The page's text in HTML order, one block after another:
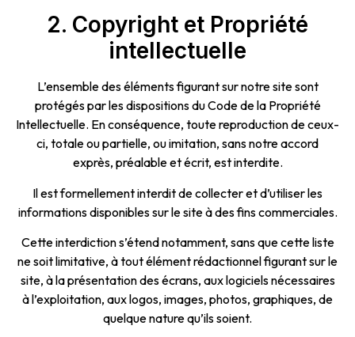
2. Copyright et Propriété
intellectuelle
L’ensemble des éléments figurant sur notre site sont
protégés par les dispositions du Code de la Propriété
Intellectuelle. En conséquence, toute reproduction de ceux-
ci, totale ou partielle, ou imitation, sans notre accord
exprès, préalable et écrit, est interdite.
Il est formellement interdit de collecter et d’utiliser les
informations disponibles sur le site à des fins commerciales.
Cette interdiction s’étend notamment, sans que cette liste
ne soit limitative, à tout élément rédactionnel figurant sur le
site, à la présentation des écrans, aux logiciels nécessaires
à l’exploitation, aux logos, images, photos, graphiques, de
quelque nature qu’ils soient.